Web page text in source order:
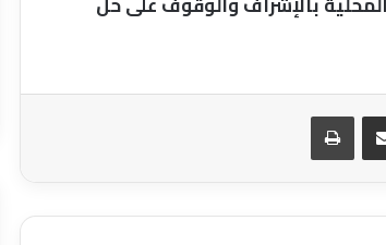
مشاركة عبر البريد طباعة